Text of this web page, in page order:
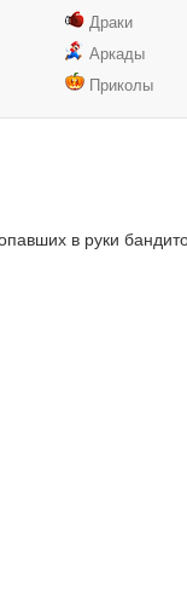
Драки
Аркады
Приколы
в руки